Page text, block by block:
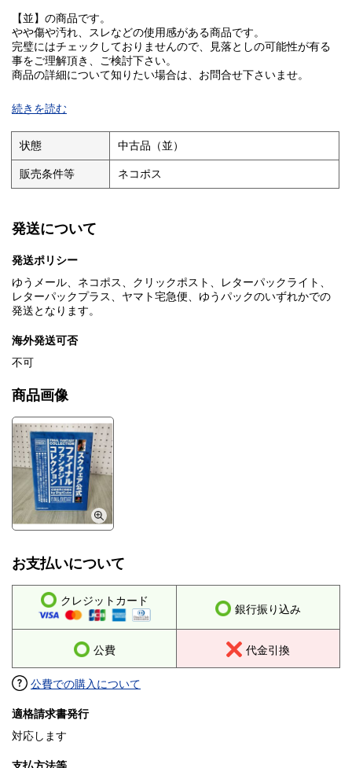
【並】の商品です。
やや傷や汚れ、スレなどの使用感がある商品です。
完璧にはチェックしておりませんので、見落としの可能性が有る
事をご理解頂き、ご検討下さい。
商品の詳細について知りたい場合は、お問合せ下さいませ。
■I■注意事項■I■
クリーニングしておりません。ホコリや汚れは現状になります。
基本的にお振込を確認した翌日発送となりますが、土・日・祝日
お問い合わせの回答は当日に回答出来ない場合があり、翌日が
■I■キャンセル・返品について■I■
商品説明や注意事項に記載している内容に関する返品や返金には
一切お応え出来ません。
■I■落札後の取引について■I■
基本的にお振込を確認した翌日発送となりますが、土・日・祝日
落札後48時間以内にご連絡がない場合、5日以内にご入金いただけ
ない場合はご購入を取り消させて頂く場合があります。
■I■同梱発送について■I■
同梱発送は対応しておりません。
続きを読む
状態 中古品（並）
販売条件等 ネコポス
発送について
発送ポリシー
ゆうメール、ネコポス、クリックポスト、レターパックライト、
レターパックプラス、ヤマト宅急便、ゆうパックのいずれかでの
発送となります。
海外発送可否
不可
商品画像
お支払いについて
クレジットカード
銀行振り込み
公費 代金引換
公費での購入について
適格請求書発行
対応します